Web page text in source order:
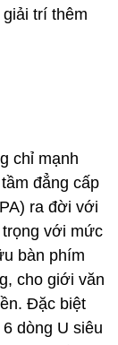
trí thêm
chỉ mạnh
đẳng cấp
ra đời với
trọng với mức
bàn phím
cho giới văn
Đặc biệt
dòng U siêu